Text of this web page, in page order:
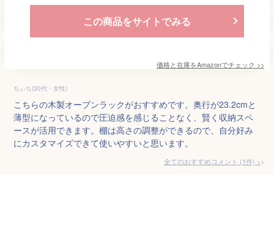
この商品をサイトでみる
価格と在庫をAmazonでチェック >>
ちぃち(30代・女性)
こちらの木製オープンラックがおすすめです。奥行が23.2cmと
薄型になっているので圧迫感を感じることなく、賢く収納スペ
ースが活用できます。棚は高さの調整ができるので、自分好み
にカスタマイズできて使いやすいと思います。
全てのおすすめコメント (1件) >